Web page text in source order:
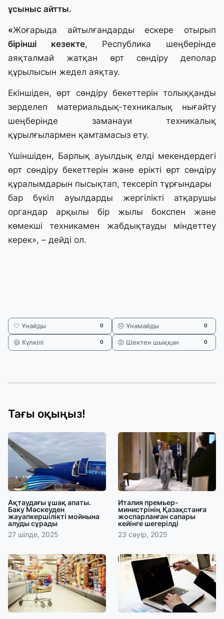
ұсыныс айтты.
«Жоғарыда айтылғандарды ескере отырып
бірінші кезекте, Республика шеңберінде
аяқталмай жатқан өрт сөндіру деполар
құрылысын жедел аяқтау.
Екіншіден, өрт сөндіру бекеттерін толыққанды
зерделеп материальдық-техникалық нығайту
шеңберінде заманауи техникалық
құрылғылармен қамтамасыз ету.
Үшіншіден, Барлық ауылдық елді мекендердегі
өрт сөндіру бекеттерін және ерікті өрт сөндіру
құралымдарын пысықтап, тексеріп тұрғындары
бар бүкіл ауылдарды жергілікті атқарушы
органдар арқылы бір жылы бокспен және
көмекші техникамен жабдықтауды міндеттеу
керек», – дейді ол.
🤍 Ұнайды 0 😞 Ұнамайды 0
😄 Күлкілі 0 😡 Шектен шыққан 0
Тағы оқыңыз!
Ақтаудағы ұшақ апаты.
Баку Мәскеуден
жауапкершілікті мойнына
алуды сұрады
27 шілде, 2025
Италия премьер-
министрінің Қазақстанға
жоспарланған сапары
кейінге шегерілді
23 сәуір, 2025